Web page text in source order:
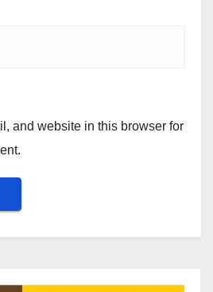
and website in this browser for